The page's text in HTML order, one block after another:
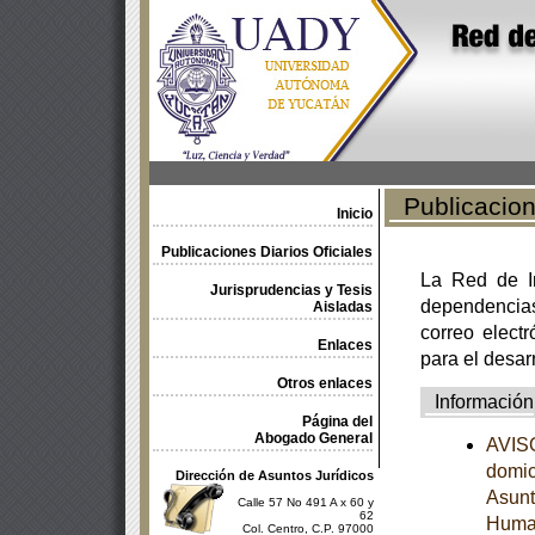
Inicio
Publicaciones Diarios Oficiales
Jurisprudencias y Tesis
Aisladas
Enlaces
Otros enlaces
Página del
Abogado General
Dirección de Asuntos Jurídicos
Calle 57 No 491 A x 60 y
62
Col. Centro, C.P. 97000
La Red de
correo
para el
Información